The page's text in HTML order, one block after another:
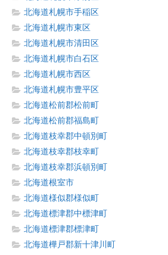
北海道札幌市手稲区
北海道札幌市東区
北海道札幌市清田区
北海道札幌市白石区
北海道札幌市西区
北海道札幌市豊平区
北海道松前郡松前町
北海道松前郡福島町
北海道枝幸郡中頓別町
北海道枝幸郡枝幸町
北海道枝幸郡浜頓別町
北海道根室市
北海道様似郡様似町
北海道標津郡中標津町
北海道標津郡標津町
北海道樺戸郡新十津川町